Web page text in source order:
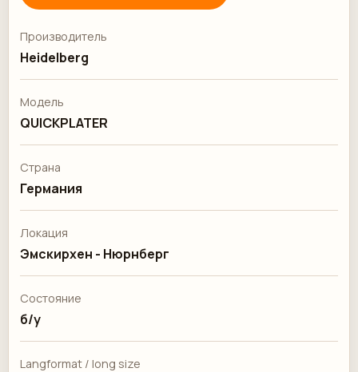
Производитель
Heidelberg
Модель
QUICKPLATER
Страна
Германия
Локация
Эмскирхен - Нюрнберг
Состояние
б/у
Langformat / long size